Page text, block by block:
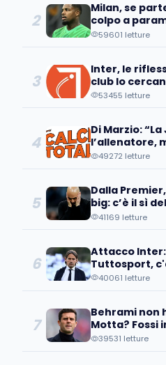
2
Milan, se
colpo a
59601 letture
3
Inter, le
club lo
già53455 letture
4
Di Marzio:
l’allenatore,
a Bologna
49272 letture
5
Dalla
big: c’è il sì
d’addio
41169 letture
6
Attacco
Tuttosport,
con un pupillo
40061 letture
7
Behrami non
Motta? Fossi
Juve perché..."
39531 letture